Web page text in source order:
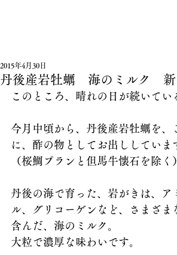
丹後産岩牡蠣 海のミルク 新
2015年4月30日
このところ、晴れの日が続いてい
今月中頃から、丹後産岩牡蠣を、
に、酢の物としてお出ししていま
（桜鯛プランと但馬牛懐石を除く）
丹後の海で育った、岩がきは、ア
ル、グリコーゲンなど、さまざま
含んだ、海のミルク。
大粒で濃厚な味わいです。